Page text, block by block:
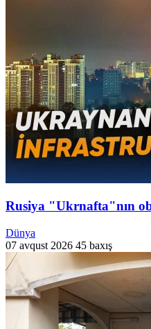
Rusiya "Ukrnafta"nın
Dünya
07 avqust 2026 45 baxış